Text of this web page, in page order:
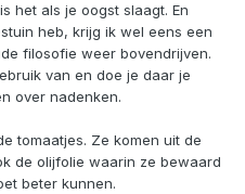
het als je oogst slaagt. En
heb, krijg ik wel eens een
filosofie weer bovendrijven.
van en doe je daar je
over nadenken.
tomaatjes. Ze komen uit de
de olijfolie waarin ze bewaard
beter kunnen.